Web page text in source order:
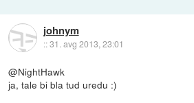
johnym
::31. avg 2013, 23:01
@NightHawk
ja, tale bi bla tud uredu :)